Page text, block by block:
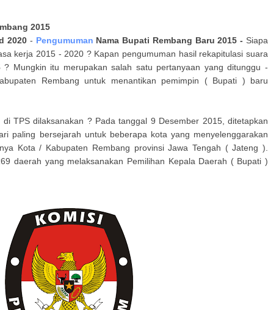
2015
2020- Pengumuman Nama Bupati Rembang Baru 2015 - Siapa
kerja 2015 - 2020 ? Kapan pengumuman hasil rekapitulasi suara
? Mungkin itu merupakan salah satu pertanyaan yang ditunggu -
Rembang untuk menantikan pemimpin ( Bupati ) baru
di TPS dilaksanakan ? Pada tanggal 9 Desember 2015, ditetapkan
paling bersejarah untuk beberapa kota yang menyelenggarakan
Kota / Kabupaten Rembang provinsiJawa Tengah ( Jateng )
daerah yang melaksanakan Pemilihan Kepala Daerah ( Bupati )